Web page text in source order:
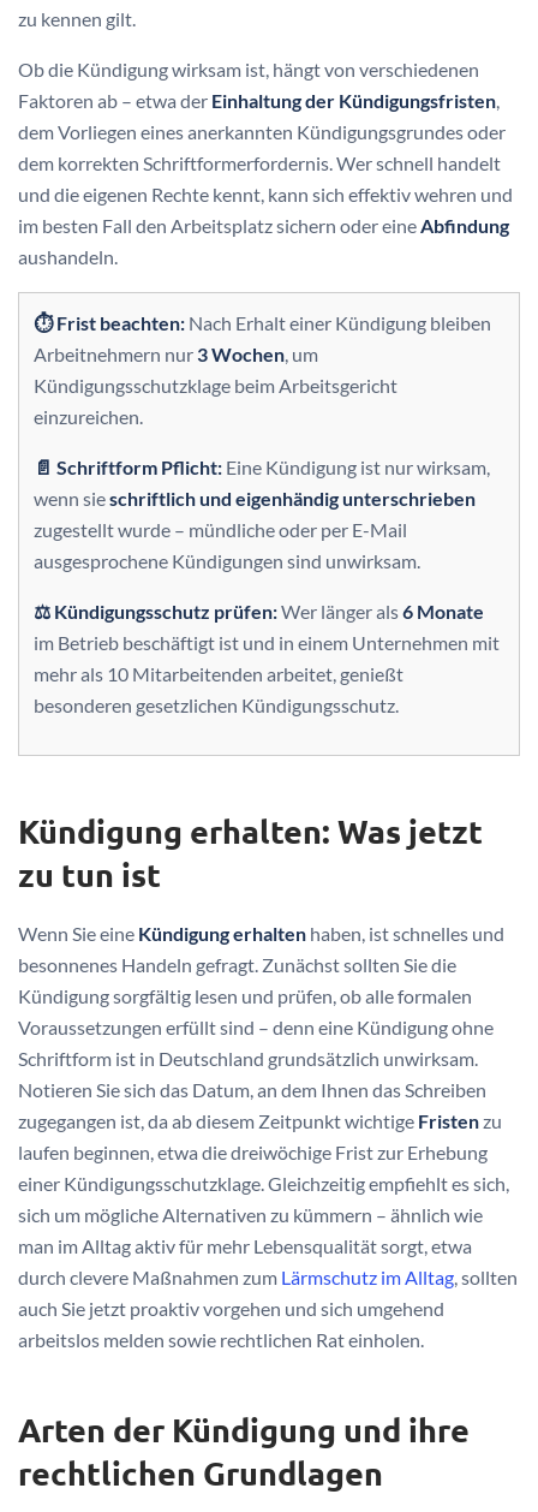
zu kennen gilt.
Ob die Kündigung wirksam ist, hängt von verschiedenen
Faktoren ab – etwa der Einhaltung der Kündigungsfristen,
dem Vorliegen eines anerkannten Kündigungsgrundes oder
dem korrekten Schriftformerfordernis. Wer schnell handelt
und die eigenen Rechte kennt, kann sich effektiv wehren und
im besten Fall den Arbeitsplatz sichern oder eineAbfindung
aushandeln.
⏱ Frist beachten: Nach Erhalt einer Kündigung bleiben
Arbeitnehmern nur 3 Wochen, um
Kündigungsschutzklage beim Arbeitsgericht
einzureichen.
📄 Schriftform Pflicht: Eine Kündigung ist nur wirksam,
wenn sieschriftlich und eigenhändig unterschrieben
zugestellt wurde – mündliche oder per E-Mail
ausgesprochene Kündigungen sind unwirksam.
⚖️ Kündigungsschutz prüfen:Wer länger als6 Monate
im Betrieb beschäftigt ist und in einem Unternehmen mit
mehr als 10 Mitarbeitenden arbeitet, genießt
besonderen gesetzlichen Kündigungsschutz.
Kündigung erhalten: Was jetzt
zu tun ist
Wenn Sie eine Kündigung erhalten haben, ist schnelles und
besonnenes Handeln gefragt. Zunächst sollten Sie die
Kündigung sorgfältig lesen und prüfen, ob alle formalen
Voraussetzungen erfüllt sind – denn eine Kündigung ohne
Schriftform ist in Deutschland grundsätzlich unwirksam.
Notieren Sie sich das Datum, an dem Ihnen das Schreiben
zugegangen ist, da ab diesem Zeitpunkt wichtige Fristenzu
laufen beginnen, etwa die dreiwöchige Frist zur Erhebung
einer Kündigungsschutzklage. Gleichzeitig empfiehlt es sich,
sich um mögliche Alternativen zu kümmern – ähnlich wie
man im Alltag aktiv für mehr Lebensqualität sorgt, etwa
durch clevere Maßnahmen zum Lärmschutz im Alltag , sollten
auch Sie jetzt proaktiv vorgehen und sich umgehend
arbeitslos melden sowie rechtlichen Rat einholen.
Arten der Kündigung und ihre
rechtlichen Grundlagen